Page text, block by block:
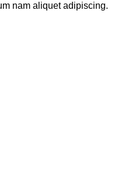
nam aliquet adipiscing.